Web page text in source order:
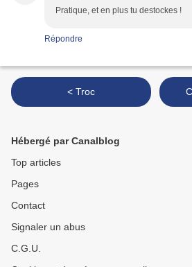
Pratique, et en plus tu destockes !
Répondre
< Troc
Hébergé par Canalblog
Top articles
Pages
Contact
Signaler un abus
C.G.U.